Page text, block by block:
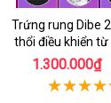
Trứng rung Dibe
thổi điều khiển từ
cấp kích
1.300.000₫